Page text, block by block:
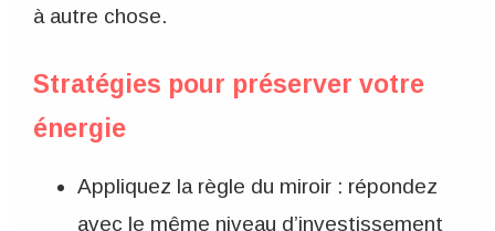
à autre chose.
Stratégies pour préserver votre
énergie
Appliquez la règle du miroir : répondez
avec le même niveau d’investissement